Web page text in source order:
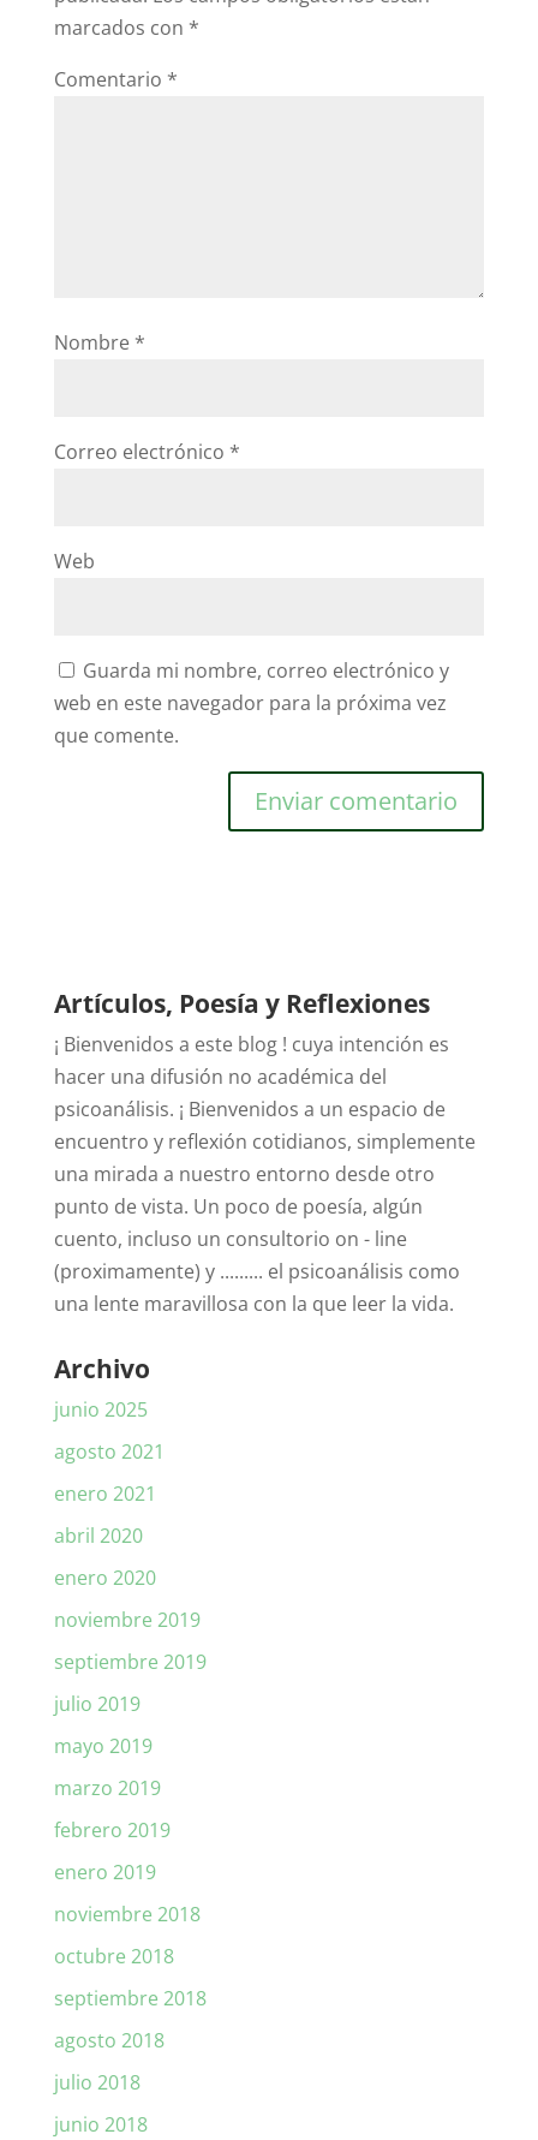
marcados con *
Comentario *
Nombre *
Correo electrónico *
Web
Guarda mi nombre, correo electrónico y
web en este navegador para la próxima vez
que comente.
Artículos, Poesía y Reflexiones
¡ Bienvenidos a este blog ! cuya intención es
hacer una difusión no académica del
psicoanálisis. ¡ Bienvenidos a un espacio de
encuentro y reflexión cotidianos, simplemente
una mirada a nuestro entorno desde otro
punto de vista. Un poco de poesía, algún
cuento, incluso un consultorio on - line
(proximamente) y ......... el psicoanálisis como
una lente maravillosa con la que leer la vida.
Archivo
junio 2025
agosto 2021
enero 2021
abril 2020
enero 2020
noviembre 2019
septiembre 2019
julio 2019
mayo 2019
marzo 2019
febrero 2019
enero 2019
noviembre 2018
octubre 2018
septiembre 2018
agosto 2018
julio 2018
junio 2018